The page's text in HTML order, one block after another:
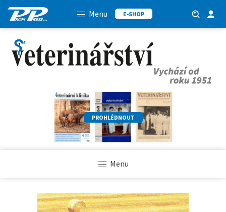
Menu E-SHOP
PROHLÉDNOUT
Menu